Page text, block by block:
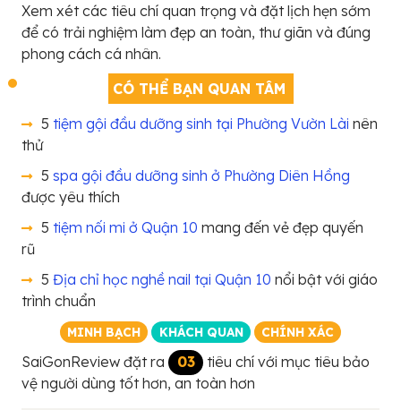
Xem xét các tiêu chí quan trọng và đặt lịch hẹn sớm
để có trải nghiệm làm đẹp an toàn, thư giãn và đúng
phong cách cá nhân.
CÓ THỂ BẠN QUAN TÂM
5 tiệm gội đầu dưỡng sinh tại Phường Vườn Lài nên
thử
5 spa gội đầu dưỡng sinh ở Phường Diên Hồng
được yêu thích
5 tiệm nối mi ở Quận 10 mang đến vẻ đẹp quyến
rũ
5 Địa chỉ học nghề nail tại Quận 10 nổi bật với giáo
trình chuẩn
MINH BẠCH KHÁCH QUAN CHÍNH XÁC
SaiGonReview đặt ra 03
tiêu chí với mục tiêu bảo
vệ người dùng tốt hơn, an toàn hơn